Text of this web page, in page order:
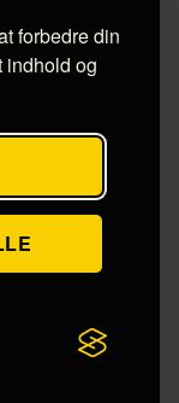
forbedre din
indhold og